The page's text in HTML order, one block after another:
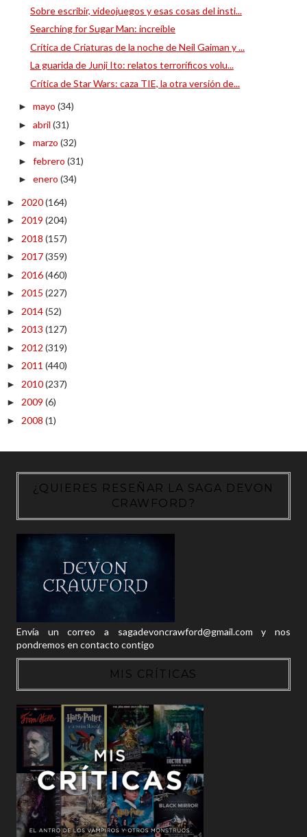
Sobre escribir, videojuegos y esas cosas del insti...
Searching for Sugar Man: increíble
Crítica de Criaturas de la noche de Neil Gaiman y ...
La guarida de Junji Ito: relatos terroríficos volu...
Crítica de Star Wars: caza TIE, la otra versión de...
► mayo (34)
► abril (31)
► marzo (32)
► febrero (31)
► enero (34)
► 2020(164)
► 2019 (204)
► 2018 (157)
► 2017(359)
► 2016(460)
► 2015 (227)
► 2014(52)
► 2013 (127)
► 2012 (319)
► 2011 (440)
► 2010(237)
► 2009 (6)
► 2008 (1)
¿QUIERES RESEÑAR LA SAGA DEVON
CRAWFORD?
Envía un correo a sagadevoncrawford@gmail.com y nos
pondremos en contacto contigo
MIS CRÍTICAS